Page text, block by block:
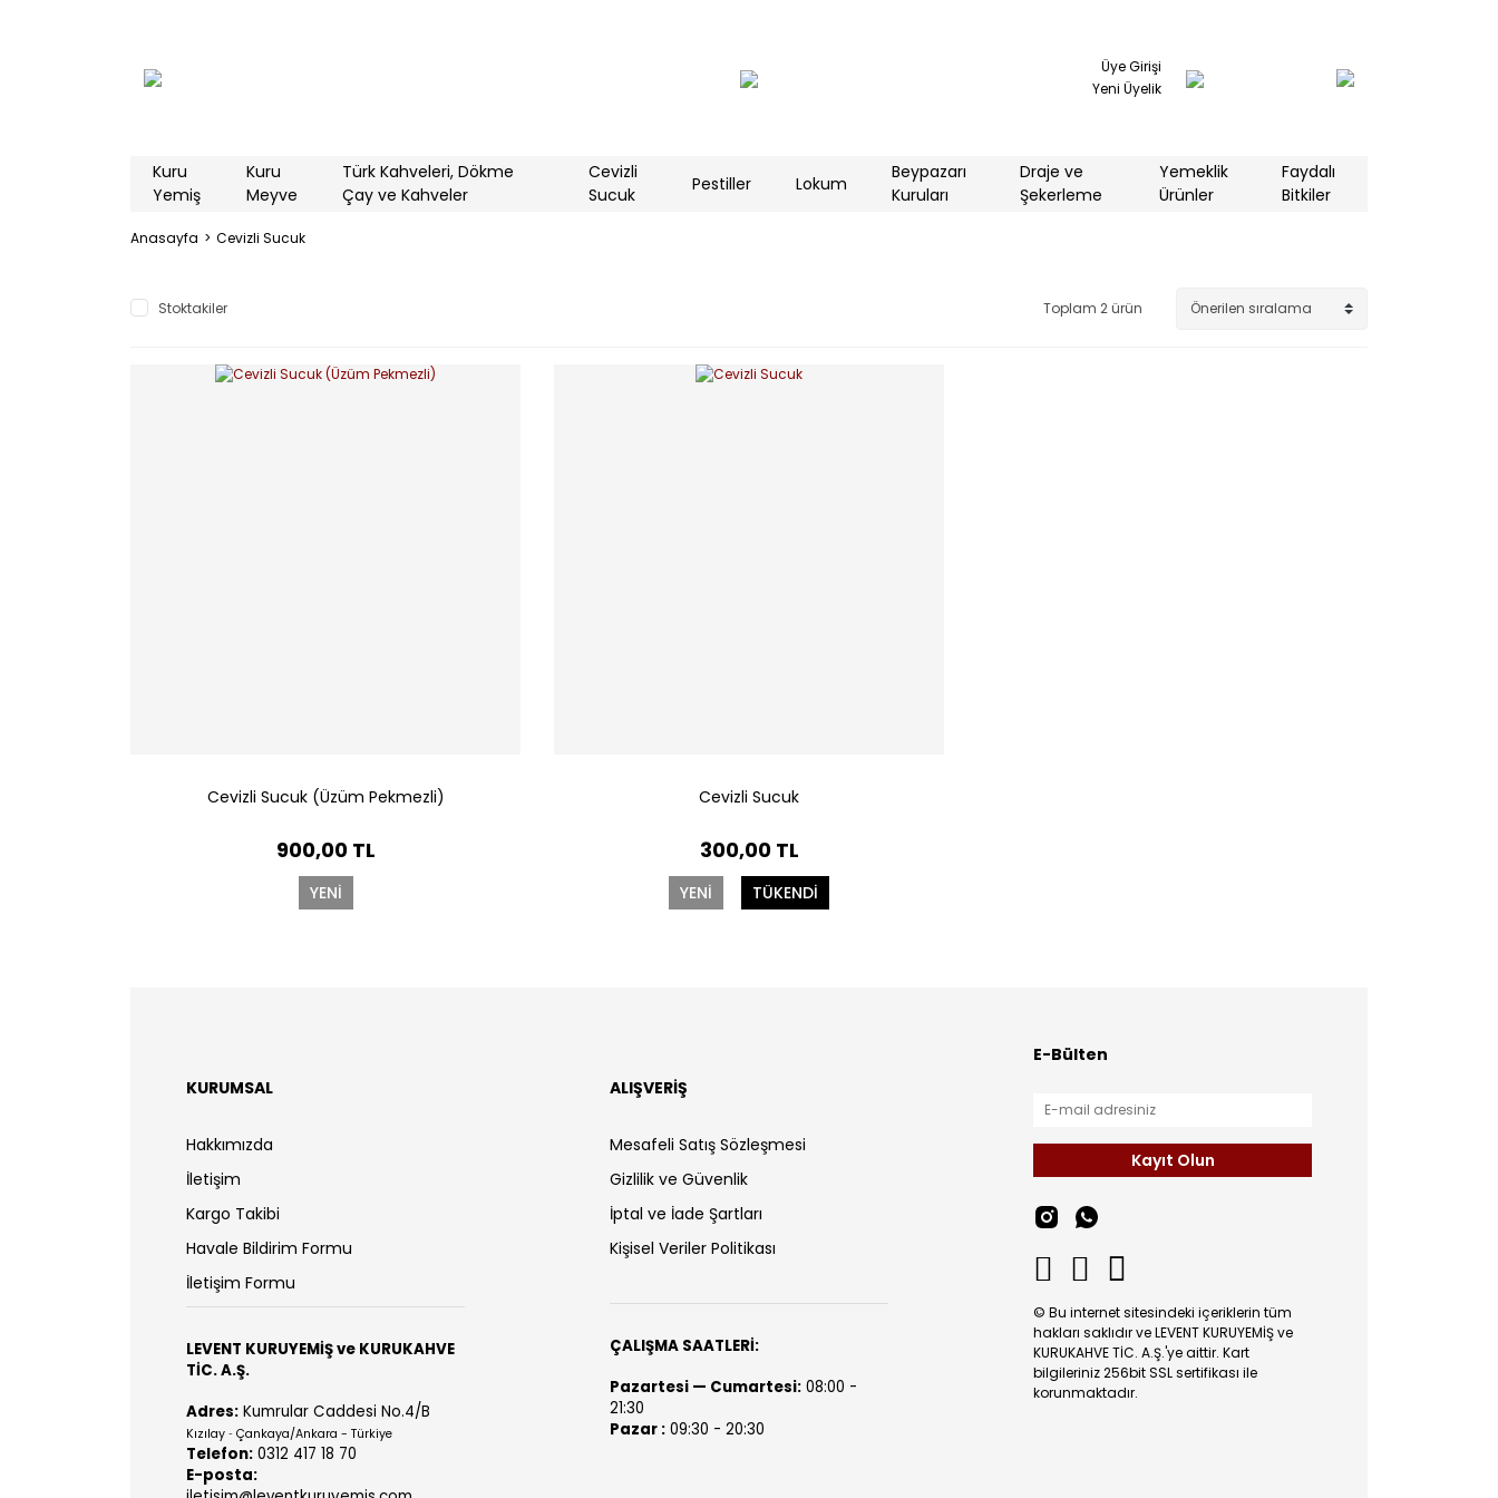
Üye Girişi
Yeni Üyelik
Kuru
Yemiş
Kuru
Meyve
Türk Kahveleri, Dökme
Çay ve Kahveler
Cevizli
Sucuk
Pestiller Lokum
Beypazarı
Kuruları
Draje ve
Şekerleme
Yemeklik
Ürünler
Faydalı
Bitkiler
Anasayfa Cevizli Sucuk
Stoktakiler Toplam 2 ürün
Cevizli Sucuk (Üzüm Pekmezli)
900,00 TL
YENİ
Cevizli Sucuk
300,00 TL
YENİ TÜKENDİ
KURUMSAL
Hakkımızda
İletişim
Kargo Takibi
Havale Bildirim Formu
İletişim Formu
LEVENT KURUYEMİŞ ve KURUKAHVE
TİC. A.Ş.
Adres: Kumrular Caddesi No.4/B
Kızılay - Çankaya/Ankara - Türkiye
Telefon: 0312 417 18 70
E-posta:
ALIŞVERİŞ
Mesafeli Satış Sözleşmesi
Gizlilik ve Güvenlik
İptal ve İade Şartları
Kişisel Veriler Politikası
ÇALIŞMA SAATLERİ:
Pazartesi — Cumartesi: 08:00 -
21:30
Pazar : 09:30 - 20:30
E-Bülten
Kayıt Olun
© Bu internet sitesindeki içeriklerin tüm
hakları saklıdır ve LEVENT KURUYEMİŞ ve
KURUKAHVE TİC. A.Ş.'ye aittir. Kart
bilgileriniz 256bit SSL sertifikası ile
korunmaktadır.